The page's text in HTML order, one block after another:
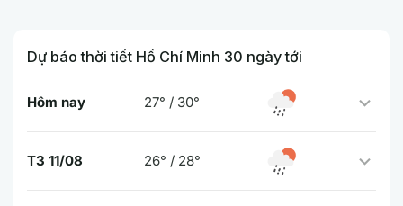
Dự báo thời tiết Hồ Chí Minh 30 ngày tới
Hôm nay 27° / 30°
T3 11/08 26° / 28°